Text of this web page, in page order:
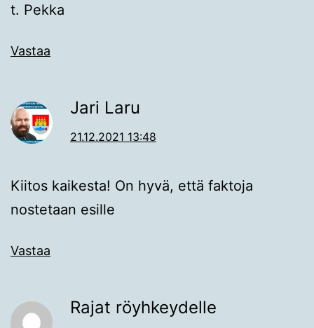
t. Pekka
Vastaa
Jari Laru
21.12.2021 13:48
Kiitos kaikesta! On hyvä, että faktoja
nostetaan esille
Vastaa
Rajat röyhkeydelle